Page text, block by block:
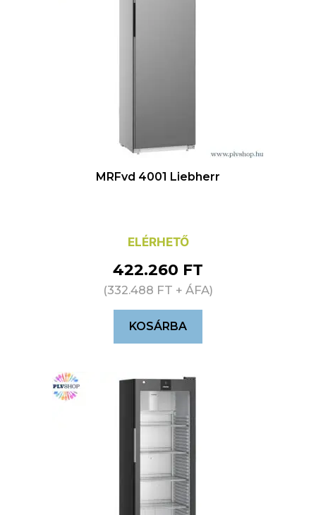
MRFvd 4001 Liebherr
ELÉRHETŐ
422.260 FT
(332.488 FT + ÁFA)
KOSÁRBA